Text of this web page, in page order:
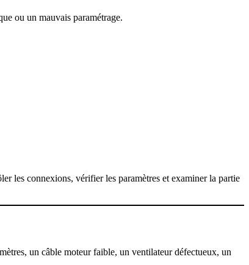
ou un mauvais paramétrage.
les connexions, vérifier les paramètres et examiner la partie
un câble moteur faible, un ventilateur défectueux, un